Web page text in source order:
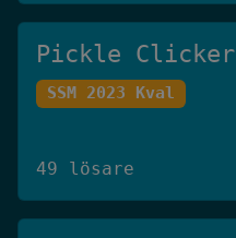
Pickle Clicker
SSM 2023 Kval
49 lösare